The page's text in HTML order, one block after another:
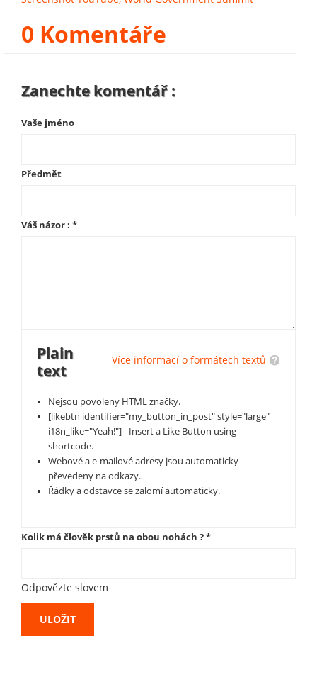
0 Komentáře
Zanechte komentář :
Vaše jméno
Předmět
Váš názor : *
Více informací o formátech textů
Plain
text
Nejsou povoleny HTML značky.
[likebtn identifier="my_button_in_post" style="large"
i18n_like="Yeah!"] - Insert a Like Button using
shortcode.
Webové a e-mailové adresy jsou automaticky
převedeny na odkazy.
Řádky a odstavce se zalomí automaticky.
Kolik má člověk prstů na obou nohách ?*
Odpovězte slovem